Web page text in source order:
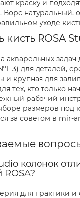
краску и
натуральный,
уходе
кисть ROSA
акварельных задач
для деталей,
и крупная для
тех, кто только
рабочий
размеров под
за советом в mir-
колонок
ROSA?
для практики и